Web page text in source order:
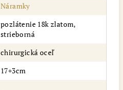
Náramky
pozlátenie 18k zlatom,
strieborná
chirurgická oceľ
17+3cm